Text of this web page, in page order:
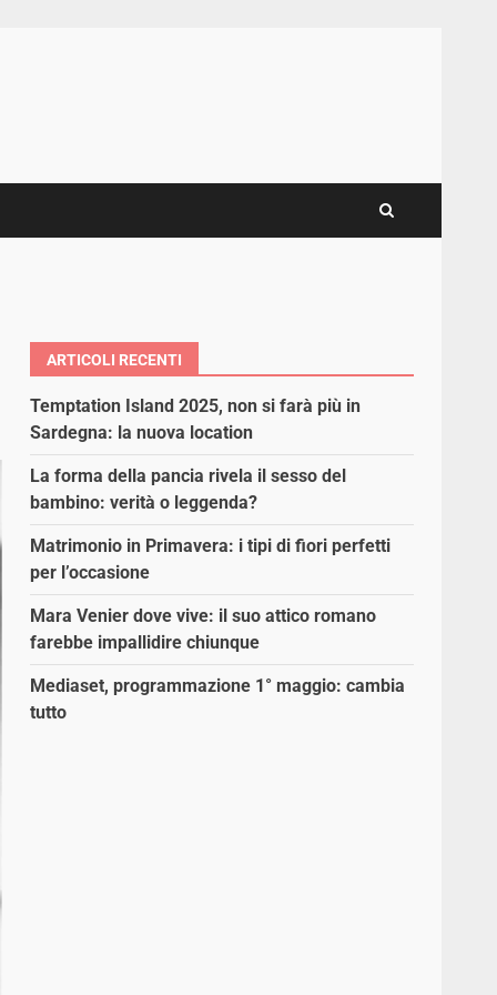
ARTICOLI RECENTI
Temptation Island 2025, non si farà più in
Sardegna: la nuova location
La forma della pancia rivela il sesso del
bambino: verità o leggenda?
Matrimonio in Primavera: i tipi di fiori perfetti
per l’occasione
Mara Venier dove vive: il suo attico romano
farebbe impallidire chiunque
Mediaset, programmazione 1° maggio: cambia
tutto